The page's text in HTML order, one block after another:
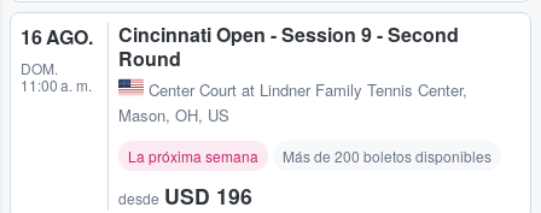
16 AGO.
DOM.
11:00 a. m.
Cincinnati Open - Session 9 - Second
Round
Center Court at Lindner Family Tennis Center,
Mason, OH, US
La próxima semana Más de 200 boletos disponibles
desde USD 196